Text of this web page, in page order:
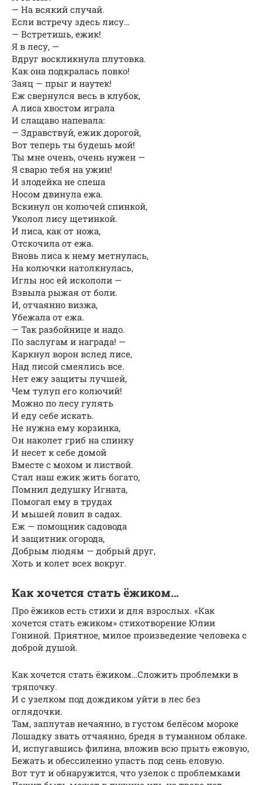
— На всякий случай.
Если встречу здесь лису…
— Встретишь, ежик!
Я в лесу, —
Вдруг воскликнула плутовка.
Как она подкралась ловко!
Заяц — прыг и наутек!
Еж свернулся весь в клубок,
А лиса хвостом играла
И слащаво напевала:
— Здравствуй, ежик дорогой,
Вот теперь ты будешь мой!
Ты мне очень, очень нужен —
Я сварю тебя на ужин!
И злодейка не спеша
Носом двинула ежа.
Вскинул он колючей спинкой,
Уколол лису щетинкой.
И лиса, как от ножа,
Отскочила от ежа.
Вновь лиса к нему метнулась,
На колючки натолкнулась,
Иглы нос ей искололи —
Взвыла рыжая от боли.
И, отчаянно визжа,
Убежала от ежа.
— Так разбойнице и надо.
По заслугам и награда! —
Каркнул ворон вслед лисе,
Над лисой смеялись все.
Нет ежу защиты лучшей,
Чем тулуп его колючий!
Можно по лесу гулять
И еду себе искать.
Не нужна ему корзинка,
Он наколет гриб на спинку
И несет к себе домой
Вместе с мохом и листвой.
Стал наш ежик жить богато,
Помнил дедушку Игната,
Помогал ему в трудах
И мышей ловил в садах.
Еж — помощник садовода
И защитник огорода,
Добрым людям — добрый друг,
Хоть и колет всех вокруг.
Как хочется стать ёжиком…
Про ёжиков есть стихи и для взрослых. «Как
хочется стать ежиком» стихотворение Юлии
Гониной. Приятное, милое произведение человека с
доброй душой.
Как хочется стать ёжиком…Сложить проблемки в
тряпочку.
И с узелком под дождиком уйти в лес без
оглядочки.
Там, заплутав нечаянно, в густом белёсом мороке
Лошадку звать отчаянно, бредя в туманном облаке.
И, испугавшись филина, вложив всю прыть ежовую,
Бежать и обессиленно упасть под сень еловую.
Вот тут и обнаружится, что узелок с проблемками